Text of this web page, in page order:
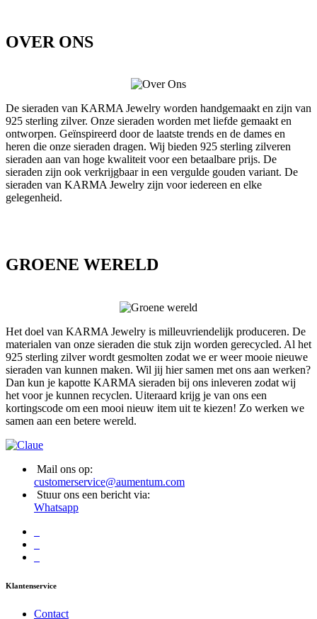
OVER ONS
De sieraden van KARMA Jewelry worden handgemaakt en zijn van
925 sterling zilver. Onze sieraden worden met liefde gemaakt en
ontworpen. Geïnspireerd door de laatste trends en de dames en
heren die onze sieraden dragen. Wij bieden 925 sterling zilveren
sieraden aan van hoge kwaliteit voor een betaalbare prijs. De
sieraden zijn ook verkrijgbaar in een vergulde gouden variant. De
sieraden van KARMA Jewelry zijn voor iedereen en elke
gelegenheid.
GROENE WERELD
Het doel van KARMA Jewelry is milleuvriendelijk produceren. De
materialen van onze sieraden die stuk zijn worden gerecycled. Al het
925 sterling zilver wordt gesmolten zodat we er weer mooie nieuwe
sieraden van kunnen maken. Wil jij hier samen met ons aan werken?
Dan kun je kapotte KARMA sieraden bij ons inleveren zodat wij
het voor je kunnen recyclen. Uiteraard krijg je van ons een
kortingscode om een mooi nieuw item uit te kiezen! Zo werken we
samen aan een betere wereld.
Mail ons op:
customerservice@aumentum.com
Stuur ons een bericht via:
Whatsapp
Klantenservice
Contact